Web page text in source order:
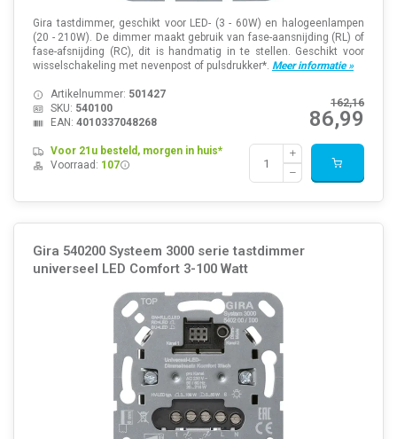
Gira tastdimmer, geschikt voor LED- (3 - 60W) en halogeenlampen
(20 - 210W). De dimmer maakt gebruik van fase-aansnijding (RL) of
fase-afsnijding (RC), dit is handmatig in te stellen. Geschikt voor
wisselschakeling met nevenpost of pulsdrukker*. Meer informatie »
162,16
86,99
Artikelnummer: 501427
SKU: 540100
EAN: 4010337048268
Voor 21u besteld, morgen in huis*
Voorraad: 107
Gira 540200 Systeem 3000 serie tastdimmer
universeel LED Comfort 3-100 Watt